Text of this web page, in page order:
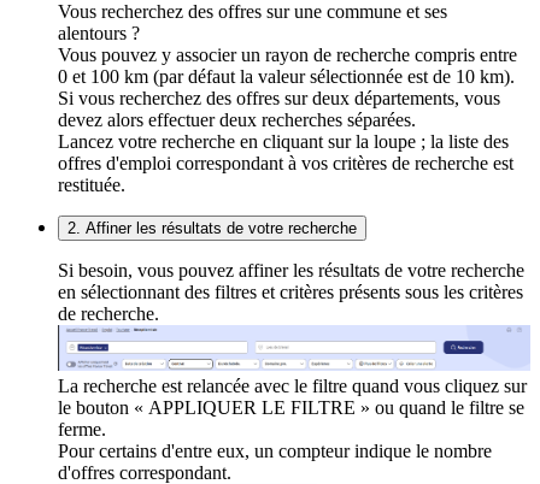
Vous recherchez des offres sur une commune et ses
alentours ?
Vous pouvez y associer un rayon de recherche compris entre
0 et 100 km (par défaut la valeur sélectionnée est de 10 km).
Si vous recherchez des offres sur deux départements, vous
devez alors effectuer deux recherches séparées.
Lancez votre recherche en cliquant sur la loupe ; la liste des
offres d'emploi correspondant à vos critères de recherche est
restituée.
2. Affiner les résultats de votre recherche
Si besoin, vous pouvez affiner les résultats de votre recherche
en sélectionnant des filtres et critères présents sous les critères
de recherche.
La recherche est relancée avec le filtre quand vous cliquez sur
le bouton « APPLIQUER LE FILTRE » ou quand le filtre se
ferme.
Pour certains d'entre eux, un compteur indique le nombre
d'offres correspondant.